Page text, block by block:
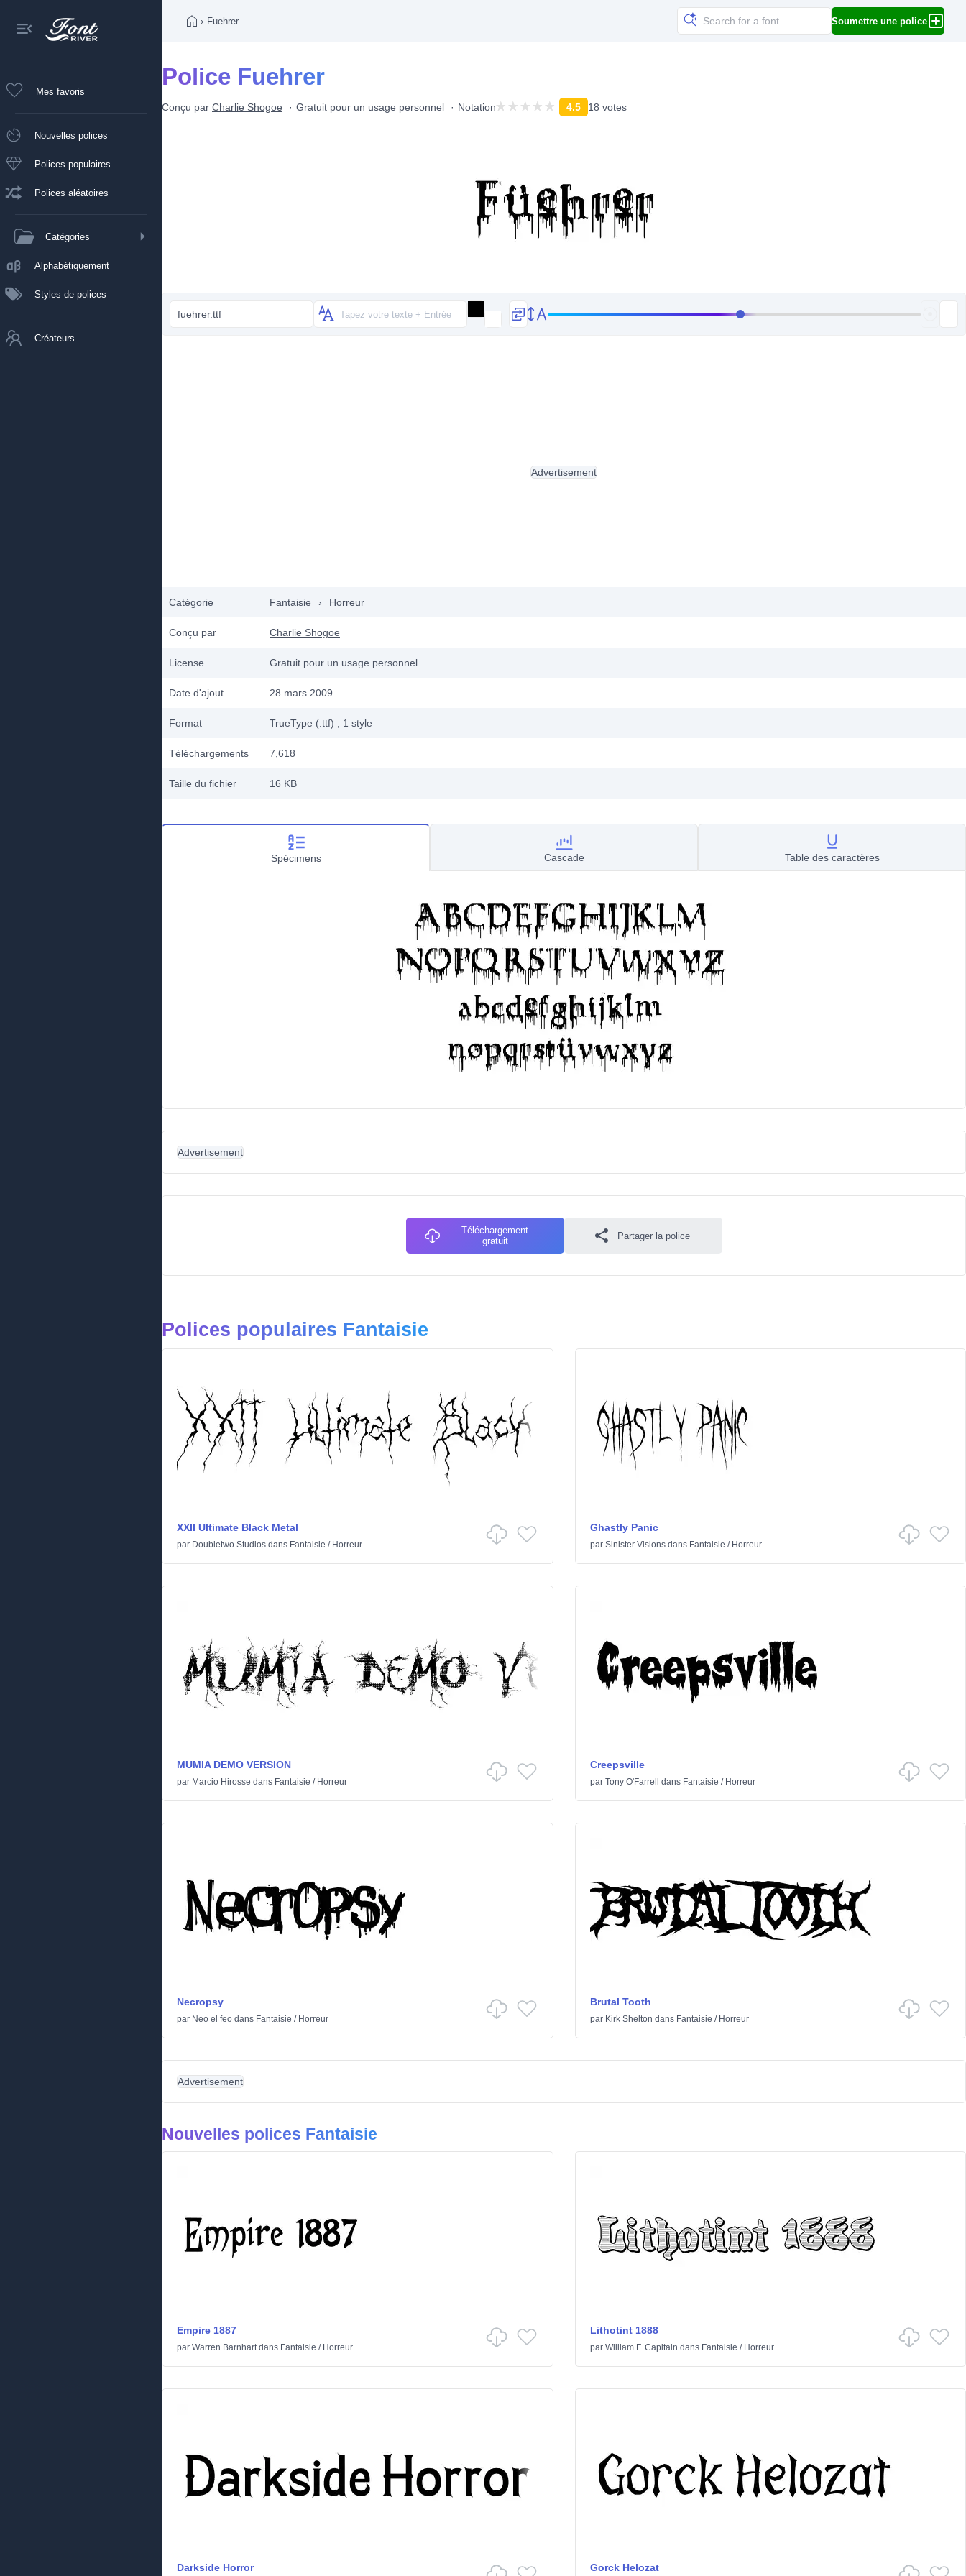
Mes favoris
Nouvelles polices
Polices populaires
Polices aléatoires
Catégories
Alphabétiquement
Styles de polices
Créateurs
› Fuehrer Soumettre une police
Police Fuehrer
Conçu par Charlie Shogoe Gratuit pour un usage personnel Notation 4.5 18 votes
fuehrer.ttf
Catégorie Fantaisie › Horreur
Conçu par Charlie Shogoe
License Gratuit pour un usage personnel
Date d'ajout 28 mars 2009
Format TrueType (.ttf) , 1 style
Téléchargements 7,618
Taille du fichier 16 KB
Advertisement
Spécimens Cascade Table des caractères
Advertisement
Téléchargement
gratuit
Partager la police
Polices populaires Fantaisie
XXII Ultimate Black Metal
par Doubletwo Studios dans Fantaisie / Horreur
Ghastly Panic
par Sinister Visionsdans Fantaisie / Horreur
MUMIA DEMO VERSION
par Marcio Hirosse dans Fantaisie / Horreur
Creepsville
par Tony O'Farrell dans Fantaisie / Horreur
Necropsy
par Neo el feo dans Fantaisie / Horreur
Brutal Tooth
par Kirk Shelton dans Fantaisie / Horreur
Advertisement
Nouvelles polices Fantaisie
Empire 1887
par Warren Barnhartdans Fantaisie / Horreur
Lithotint 1888
par William F. Capitain dans Fantaisie / Horreur
Darkside Horror Gorck Helozat